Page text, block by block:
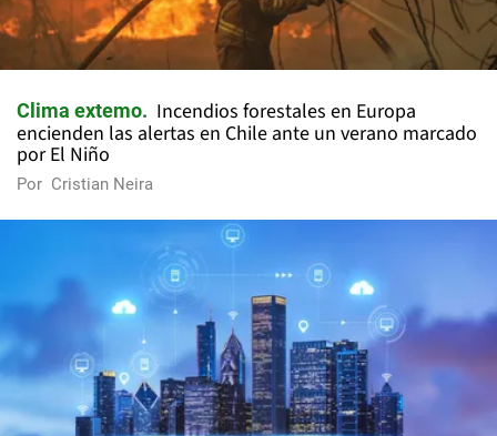
Clima extemo
Incendios forestales en Europa
encienden las alertas en Chile ante un verano marcado
por El Niño
Por Cristian Neira